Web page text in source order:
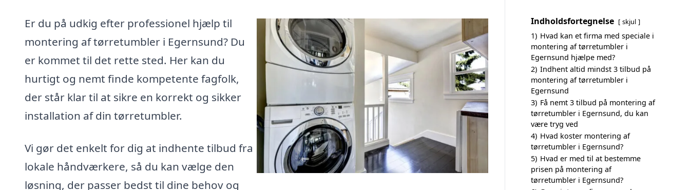
Er du på udkig efter professionel hjælp til
montering af tørretumbler i Egernsund? Du
er kommet til det rette sted. Her kan du
hurtigt og nemt finde kompetente fagfolk,
der står klar til at sikre en korrekt og sikker
installation af din tørretumbler.
Vi gør det enkelt for dig at indhente tilbud fra
lokale håndværkere, så du kan vælge den
løsning, der passer bedst til dine behov og
Indholdsfortegnelse skjul
1) Hvad kan et firma med speciale i
montering af tørretumbler i
Egernsund hjælpe med?
2) Indhent altid mindst 3 tilbud på
montering af tørretumbler i
Egernsund
3) Få nemt 3 tilbud på montering af
tørretumbler i Egernsund, du kan
være tryg ved
4) Hvad koster montering af
tørretumbler i Egernsund?
5) Hvad er med til at bestemme
prisen på montering af
tørretumbler i Egernsund?